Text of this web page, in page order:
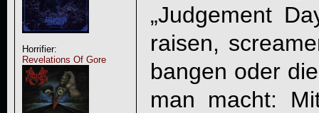
Horrifier:
Revelations Of Gore
„Judgement
raisen,
bangen oder
man macht: